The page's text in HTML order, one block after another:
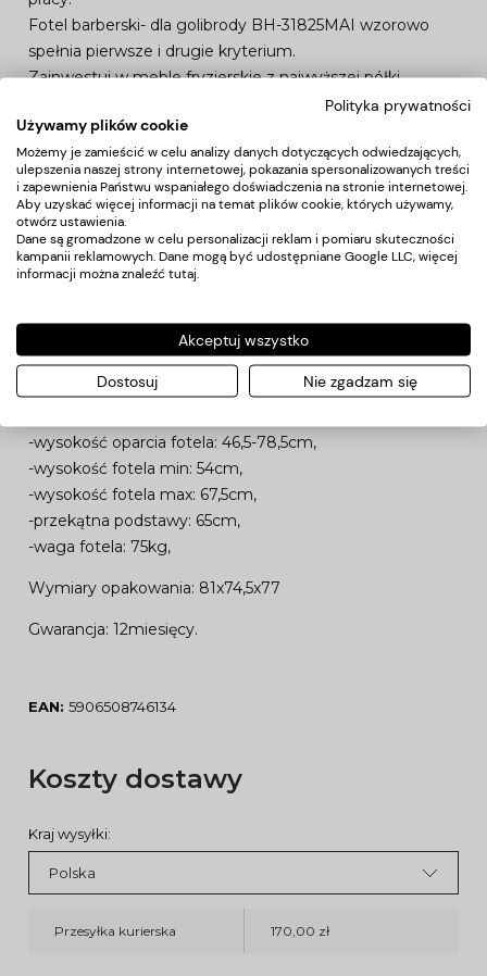
Fotel barberski- dla golibrody BH-31825MAI wzorowo
spełnia pierwsze i drugie kryterium.
Zainwestuj w meble fryzjerskie z najwyższej półki.
Sprawdź szczegóły i obejrzyj zdjęcia:
Hydrauliczna regulacja wysokości.
Ruchomy regulowany podnóżek.
Ruchome regulowane podparcie pleców.
Wyjmowany zagłówek.
Chromowana podstawa.
Wymiary:
-szerokość siedziska: 53,5cm,
-wysokość oparcia fotela: 46,5-78,5cm,
-wysokość fotela min: 54cm,
-wysokość fotela max: 67,5cm,
-przekątna podstawy: 65cm,
-waga fotela: 75kg,
Wymiary opakowania: 81x74,5x77
Gwarancja: 12miesięcy.
EAN: 5906508746134
Koszty dostawy
Kraj wysyłki:
Przesyłka kurierska 170,00 zł
Polityka prywatności
Używamy plików cookie
Możemy je zamieścić w celu analizy danych dotyczących odwiedzających,
ulepszenia naszej strony internetowej, pokazania spersonalizowanych treści
i zapewnienia Państwu wspaniałego doświadczenia na stronie internetowej.
Aby uzyskać więcej informacji na temat plików cookie, których używamy,
otwórz ustawienia.
Dane są gromadzone w celu personalizacji reklam i pomiaru skuteczności
kampanii reklamowych. Dane mogą być udostępniane Google LLC, więcej
informacji można znaleźć tutaj.
Akceptuj wszystko
Dostosuj Nie zgadzam się